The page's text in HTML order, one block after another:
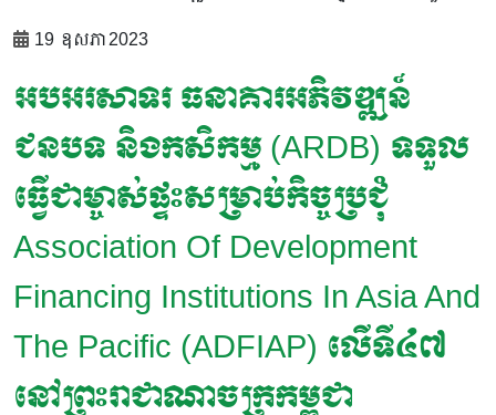
19 ឧសភា 2023
អបអរសាទរ ធនាគារអភិវឌ្ឍន៍
ជនបទ និងកសិកម្ម (ARDB) ទទួល
ធ្វើជាម្ចាស់ផ្ទះសម្រាប់កិច្ចប្រជុំ
Association Of Development
Financing Institutions In Asia And
The Pacific (ADFIAP) លើទី៤៧
នៅព្រះរាជាណាចក្រកម្ពុជា